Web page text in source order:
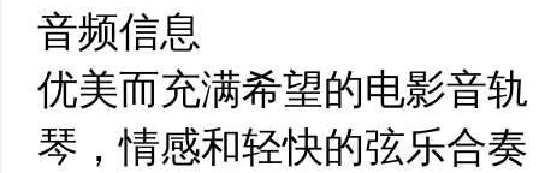
音频信息
优美而充满希望的电影音
琴，情感和轻快的弦乐合